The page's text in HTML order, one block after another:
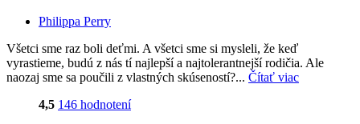
Philippa Perry
Všetci sme raz boli deťmi. A všetci sme si mysleli, že keď
vyrastieme, budú z nás tí najlepší a najtolerantnejší rodičia. Ale
naozaj sme sa poučili z vlastných skúseností?... Čítať viac
4,5 146 hodnotení